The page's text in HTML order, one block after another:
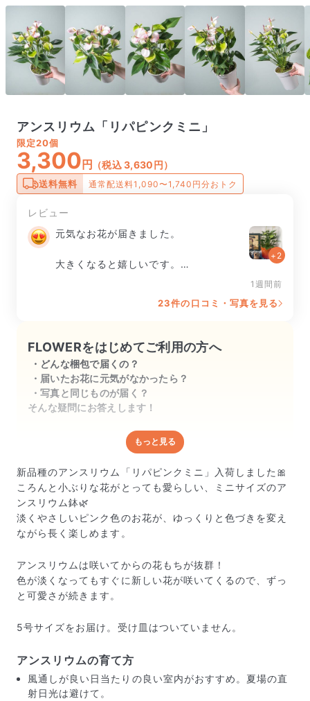
アンスリウム「リパピンクミニ」
限定20個
3,300 円 （税込 3,630円）
送料無料 通常配送料1,090〜1,740円分おトク
レビュー
元気なお花が届きました。
大きくなると嬉しいです。
+2
1週間前
23件の口コミ・写真を見る
FLOWERをはじめてご利用の方へ
どんな梱包で届くの？
届いたお花に元気がなかったら？
写真と同じものが届く？
そんな疑問にお答えします！
どんな梱包で届くの？
出荷前に水揚げ（花が水を吸いやすくなる処理）を施
し、専用ボックスに丁寧に梱包してお届けしています。
きゅっとまとめられて一見窮屈そうに見えますが、輸送
中の衝撃による折れや擦れを軽減する効果があります。
もっと見る
新品種のアンスリウム「リパピンクミニ」入荷しました🎀
ころんと小ぶりな花がとっても愛らしい、ミニサイズのア
ンスリウム鉢🌿
淡くやさしいピンク色のお花が、ゆっくりと色づきを変え
ながら長く楽しめます。
アンスリウムは咲いてからの花もちが抜群！
色が淡くなってもすぐに新しい花が咲いてくるので、ずっ
と可愛さが続きます。
5号サイズをお届け。受け皿はついていません。
アンスリウムの育て方
風通しが良い日当たりの良い室内がおすすめ。夏場の直
射日光は避けて。